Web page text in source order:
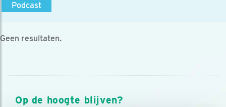
Podcast
Geen resultaten.
Op de hoogte blijven?